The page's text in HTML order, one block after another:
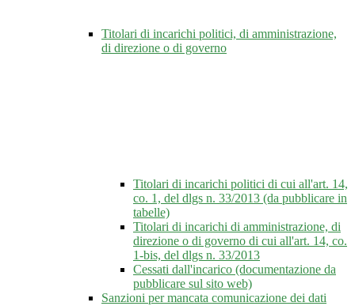
Titolari di incarichi politici, di amministrazione,
di direzione o di governo
Titolari di incarichi politici di cui all'art. 14,
co. 1, del dlgs n. 33/2013 (da pubblicare in
tabelle)
Titolari di incarichi di amministrazione, di
direzione o di governo di cui all'art. 14, co.
1-bis, del dlgs n. 33/2013
Cessati dall'incarico (documentazione da
pubblicare sul sito web)
Sanzioni per mancata comunicazione dei dati